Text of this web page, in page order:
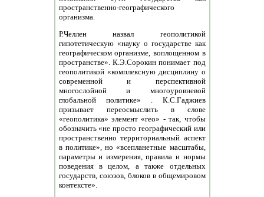
пространственно-географического
организма.
Р.Челлен назвал геополитикой
гипотетическую «науку о государстве как
географическом организме, воплощенном в
пространстве». К.Э.Сорокин понимает под
геополитикой «комплексную дисциплину о
современной и перспективной
многослойной и многоуровневой
глобальной политике» . К.С.Гаджиев
призывает переосмыслить в слове
«геополитика» элемент «гео» - так, чтобы
обозначить «не просто географический или
пространственно территориальный аспект
в политике», но «всепланетные масштабы,
параметры и измерения, правила и нормы
поведения в целом, а также отдельных
государств, союзов, блоков в общемировом
контексте».